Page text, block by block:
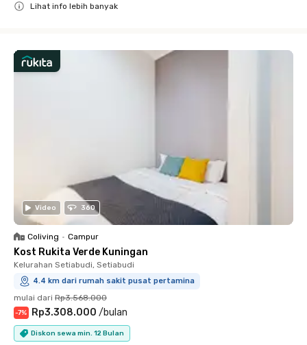
Lihat info lebih banyak
Video 360
Coliving • Campur
Kost Rukita Verde Kuningan
Kelurahan Setiabudi, Setiabudi
4.4 km dari rumah sakit pusat pertamina
mulai dari Rp3.568.000
-7% Rp3.308.000 /bulan
Diskon sewa min. 12 Bulan